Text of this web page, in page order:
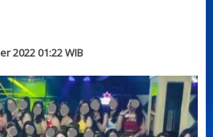
2022 01:22 WIB